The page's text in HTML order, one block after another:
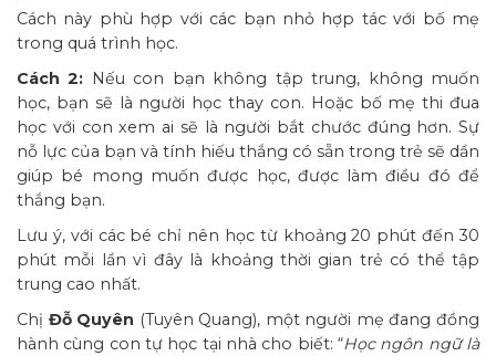
Cách này phù hợp với các bạn nhỏ hợp tác với bố mẹ
trong quá trình học.
Cách 2: Nếu con bạn không tập trung, không muốn
học, bạn sẽ là người học thay con. Hoặc bố mẹ thi đua
học với con xem ai sẽ là người bắt chước đúng hơn. Sự
nỗ lực của bạn và tính hiếu thắng có sẵn trong trẻ sẽ dần
giúp bé mong muốn được học, được làm điều đó để
thắng bạn.
Lưu ý, với các bé chỉ nên học từ khoảng 20 phút đến 30
phút mỗi lần vì đây là khoảng thời gian trẻ có thể tập
trung cao nhất.
Chị Đỗ Quyên (Tuyên Quang), một người mẹ đang đồng
hành cùng con tự học tại nhà cho biết: “Học ngôn ngữ là